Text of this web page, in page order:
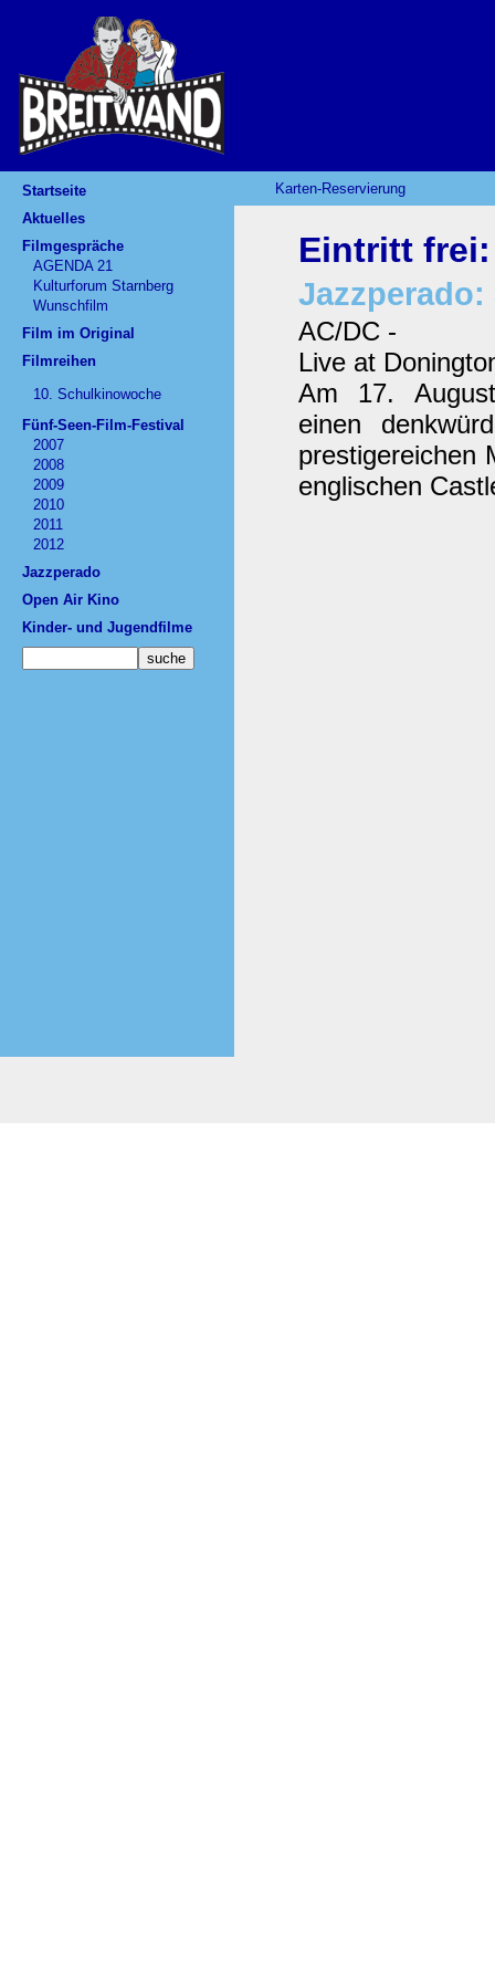
Startseite
Aktuelles
Filmgespräche
AGENDA 21
Kulturforum Starnberg
Wunschfilm
Film im Original
Filmreihen
10. Schulkinowoche
Fünf-Seen-Film-Festival
2007
2008
2009
2010
2011
2012
Jazzperado
Open Air Kino
Kinder- und Jugendfilme
Karten-Reservierung
Eintritt frei:
Jazzperado:
AC/DC -
Live at
Am 17.
einen
prestigereichen
englischen